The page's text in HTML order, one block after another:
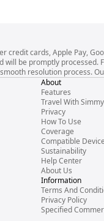
cards, Apple Pay,
be promptly
resolution process.
About
Features
Travel With Simmy
Privacy
How To Use
Coverage
Compatible
Sustainability
Help Center
About Us
Information
Terms And
Privacy Policy
Specified